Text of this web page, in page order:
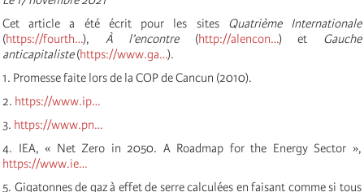
Cet article a été écrit pour les sites Quatrième Internationale
(https://fourth…), À l’encontre(http://alencon…) et Gauche
anticapitaliste(https://www.ga…).
1. Promesse faite lors de la COP de Cancun (2010).
2. https://www.ip…
3. https://www.pn…
4. IEA, « Net Zero in 2050. A Roadmap for the Energy Sector »,
https://www.ie…
5. Gigatonnes de gaz à effet de serre calculées en faisant comme si tous